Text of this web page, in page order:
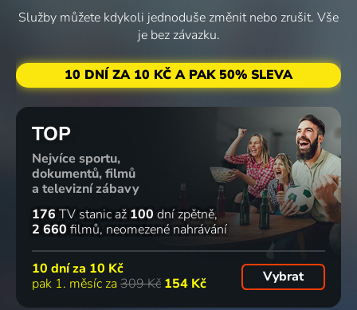
Služby můžete kdykoli jednoduše změnit nebo zrušit. Vše
je bez závazku.
10 DNÍ ZA 10 KČ A PAK 50% SLEVA
TOP
Nejvíce sportu,
dokumentů, filmů
a televizní zábavy
176 TV stanic až 100 dní zpětně
2 660 filmů neomezené nahrávání
10 dní za 10 Kč
pak 1. měsíc za 309 Kč 154 Kč Vybrat